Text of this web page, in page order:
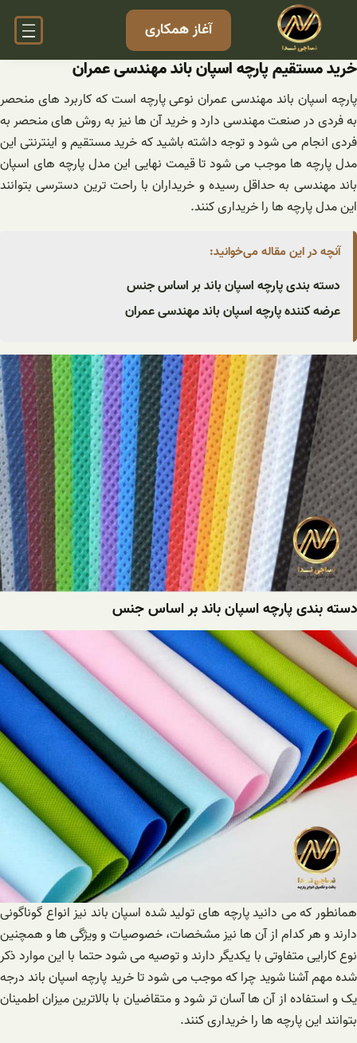
آغاز همکاری
خرید مستقیم پارچه اسپان باند مهندسی عمران
پارچه اسپان باند مهندسی عمران نوعی پارچه است که کاربرد های منحصر
به فردی در صنعت مهندسی دارد و خرید آن ها نیز به روش های منحصر به
فردی انجام می شود و توجه داشته باشید که خرید مستقیم و اینترنتی این
مدل پارچه ها موجب می شود تا قیمت نهایی این مدل پارچه های اسپان
باند مهندسی به حداقل رسیده و خریداران با راحت ترین دسترسی بتوانند
این مدل پارچه ها را خریداری کنند.
آنچه در این مقاله می‌خوانید:
دسته بندی پارچه اسپان باند بر اساس جنس
عرضه کننده پارچه اسپان باند مهندسی عمران
دسته بندی پارچه اسپان باند بر اساس جنس
همانطور که می دانید پارچه های تولید شده اسپان باند نیز انواع گوناگونی
دارند و هر کدام از آن ها نیز مشخصات، خصوصیات و ویژگی ها و همچنین
نوع کارایی متفاوتی با یکدیگر دارند و توصیه می شود حتما با این موارد ذکر
شده مهم آشنا شوید چرا که موجب می شود تا خرید پارچه اسپان باند درجه
یک و استفاده از آن ها آسان تر شود و متقاضیان با بالاترین میزان اطمینان
بتوانند این پارچه ها را خریداری کنند.